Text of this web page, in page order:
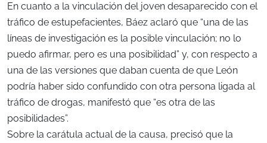
En cuanto a la vinculación del joven desaparecido con el
tráfico de estupefacientes, Báez aclaró que “una de las
líneas de investigación es la posible vinculación; no lo
puedo afirmar, pero es una posibilidad” y, con respecto a
una de las versiones que daban cuenta de que León
podría haber sido confundido con otra persona ligada al
tráfico de drogas, manifestó que “es otra de las
posibilidades”.
Sobre la carátula actual de la causa, precisó que la